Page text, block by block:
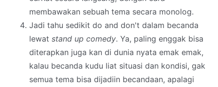
membawakan sebuah tema secara monolog.
Jadi tahu sedikit do and don't dalam becanda
lewat stand up comedy. Ya, paling enggak bisa
diterapkan juga kan di dunia nyata emak emak,
kalau becanda kudu liat situasi dan kondisi, gak
semua tema bisa dijadiin becandaan, apalagi